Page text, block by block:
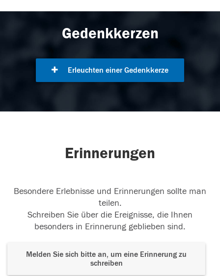
Gedenkkerzen
Erleuchten einer Gedenkkerze
Erinnerungen
Besondere Erlebnisse und Erinnerungen sollte man
teilen.
Schreiben Sie über die Ereignisse, die Ihnen
besonders in Erinnerung geblieben sind.
Melden Sie sich bitte an, um eine Erinnerung zu
schreiben